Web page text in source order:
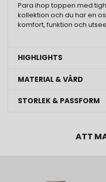
Para ihop toppen med
kollektion och du har en
komfort, funktion och
HIGHLIGHTS
MATERIAL & VÅRD
STORLEK & PASSFORM
ATT